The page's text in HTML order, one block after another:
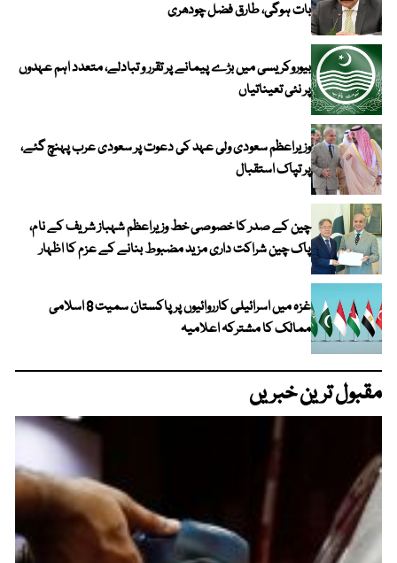
بات ہوگی، طارق فضل چودھری
بیوروکریسی میں بڑے پیمانے پر تقرر و تبادلے، متعدد اہم عہدوں
پر نئی تعیناتیاں
وزیراعظم سعودی ولی عہد کی دعوت پر سعودی عرب پہنچ گئے،
پر تپاک استقبال
چین کے صدر کا خصوصی خط وزیراعظم شہباز شریف کے نام،
پاک چین شراکت داری مزید مضبوط بنانے کے عزم کا اظہار
غزہ میں اسرائیلی کارروائیوں پر پاکستان سمیت 8 اسلامی
ممالک کا مشترکہ اعلامیہ
مقبول ترین خبریں